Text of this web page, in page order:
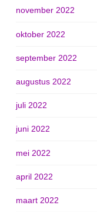
november 2022
oktober 2022
september 2022
augustus 2022
juli 2022
juni 2022
mei 2022
april 2022
maart 2022